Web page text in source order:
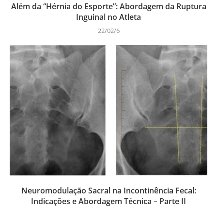
Além da “Hérnia do Esporte”: Abordagem da Ruptura
Inguinal no Atleta
22/02/6
Neuromodulação Sacral na Incontinência Fecal:
Indicações e Abordagem Técnica – Parte II